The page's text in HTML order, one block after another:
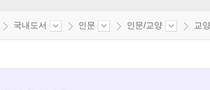
국내도서 인문 인문/교양 교